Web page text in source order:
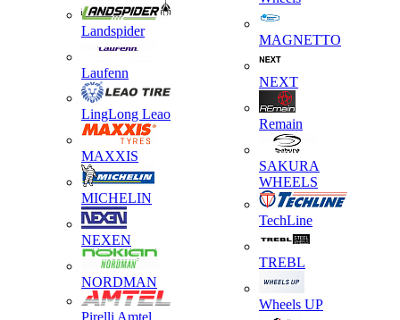
Landspider
Laufenn
LingLong Leao
MAXXIS
MICHELIN
NEXEN
NORDMAN
Pirelli Amtel
MAGNETTO
NEXT
Remain
SAKURA
WHEELS
TechLine
TREBL
Wheels UP